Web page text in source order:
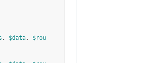
, $data, $rou